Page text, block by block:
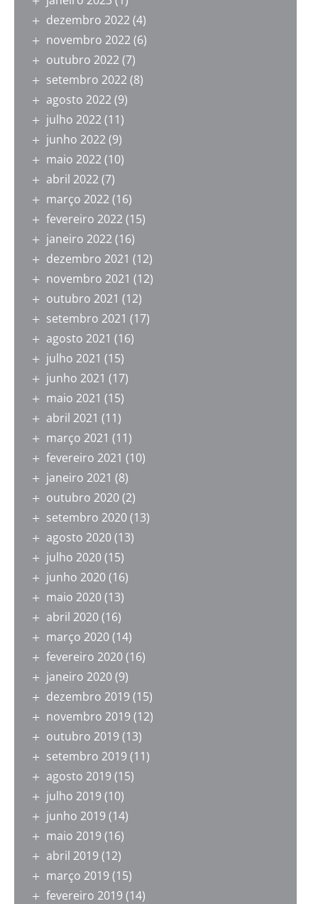
dezembro 2022(4)
novembro 2022(6)
outubro 2022(7)
setembro 2022(8)
agosto 2022(9)
julho 2022(11)
junho 2022(9)
maio 2022(10)
abril 2022(7)
março 2022(16)
fevereiro 2022(15)
janeiro 2022(16)
dezembro 2021 (12)
novembro 2021 (12)
outubro 2021 (12)
setembro 2021 (17)
agosto 2021 (16)
julho 2021 (15)
junho 2021 (17)
maio 2021 (15)
abril 2021 (11)
março 2021 (11)
fevereiro 2021 (10)
janeiro 2021 (8)
outubro 2020(2)
setembro 2020(13)
agosto 2020(13)
julho 2020(15)
junho 2020(16)
maio 2020(13)
abril 2020(16)
março 2020(14)
fevereiro 2020(16)
janeiro 2020(9)
dezembro 2019(15)
novembro 2019(12)
outubro 2019(13)
setembro 2019(11)
agosto 2019(15)
julho 2019(10)
junho 2019(14)
maio 2019(16)
abril 2019(12)
março 2019(15)
fevereiro 2019(14)